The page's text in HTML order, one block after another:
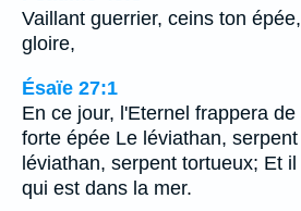
Vaillant guerrier, ceins ton
gloire,
Ésaïe 27:1
En ce jour, l'Eternel frappera
forte épée Le léviathan,
léviathan, serpent tortueux; Et
qui est dans la mer.